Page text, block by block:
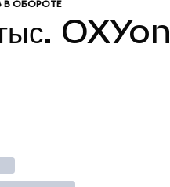
В ОБОРОТЕ
OXYon